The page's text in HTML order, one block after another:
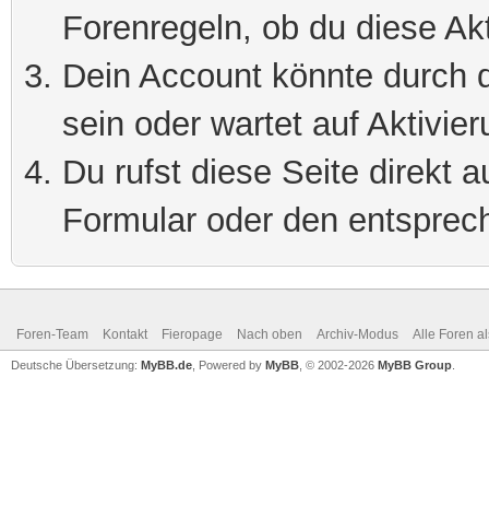
Forenregeln, ob du diese
Dein Account könnte durch
sein oder wartet auf
Du rufst diese Seite direkt
Formular oder den
Foren-Team Kontakt Fieropage Nach oben Archiv-Modus Alle Foren
Deutsche Übersetzung: MyBB.de , Powered by MyBB , © 2002-2026 MyBB Group